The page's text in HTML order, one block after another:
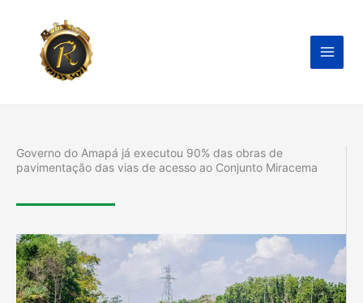
conteúdo
Governo do Amapá já executou 90% das obras de
pavimentação das vias de acesso ao Conjunto Miracema